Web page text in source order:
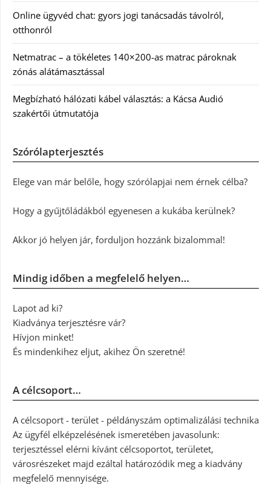
Online ügyvéd chat: gyors jogi tanácsadás távolról,
otthonról
Netmatrac – a tökéletes 140×200-as matrac pároknak
zónás alátámasztással
Megbízható hálózati kábel választás: a Kácsa Audió
szakértői útmutatója
Szórólapterjesztés
Elege van már belőle, hogy szórólapjai nem érnek célba?
Hogy a gyűjtőládákból egyenesen a kukába kerülnek?
Akkor jó helyen jár, forduljon hozzánk bizalommal!
Mindig időben a megfelelő helyen…
Lapot ad ki?
Kiadványa terjesztésre vár?
Hívjon minket!
És mindenkihez eljut, akihez Ön szeretné!
A célcsoport…
A célcsoport - terület - példányszám optimalizálási technika
Az ügyfél elképzelésének ismeretében javasolunk:
terjesztéssel elérni kívánt célcsoportot, területet,
városrészeket majd ezáltal határozódik meg a kiadvány
megfelelő mennyisége.